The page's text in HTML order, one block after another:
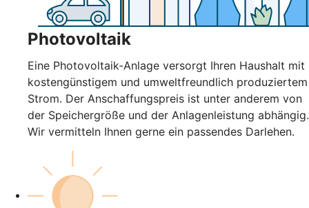
Photovoltaik
Eine Photovoltaik-Anlage versorgt Ihren Haushalt mit
kostengünstigem und umweltfreundlich produziertem
Strom. Der Anschaffungspreis ist unter anderem von
der Speichergröße und der Anlagenleistung abhängig.
Wir vermitteln Ihnen gerne ein passendes Darlehen.